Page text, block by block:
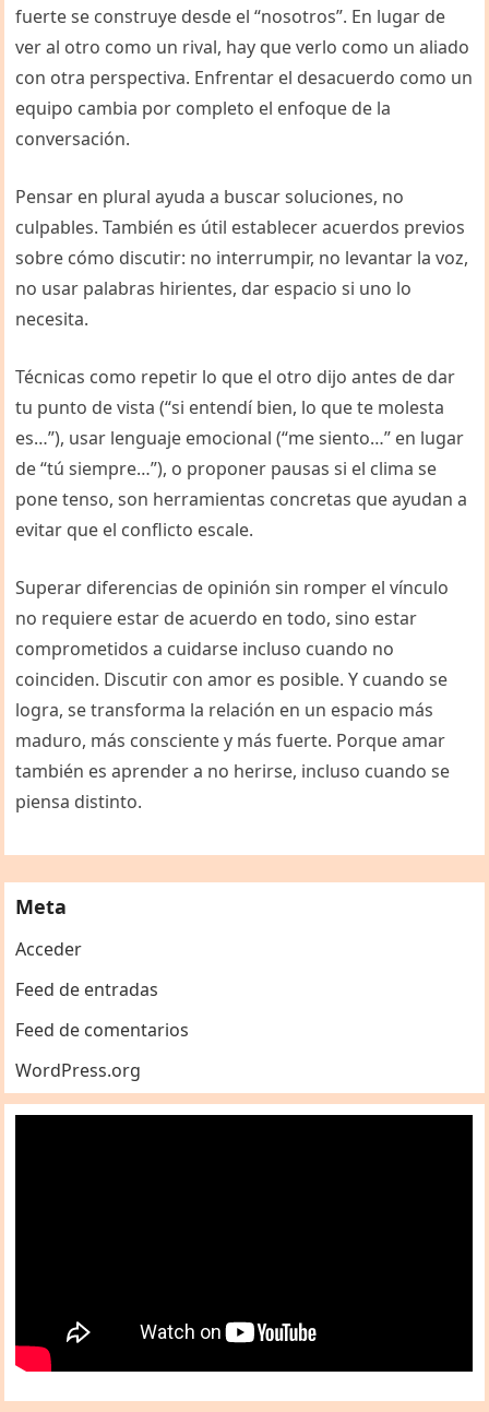
fuerte se construye desde el “nosotros”. En lugar de
ver al otro como un rival, hay que verlo como un aliado
con otra perspectiva. Enfrentar el desacuerdo como un
equipo cambia por completo el enfoque de la
conversación.
Pensar en plural ayuda a buscar soluciones, no
culpables. También es útil establecer acuerdos previos
sobre cómo discutir: no interrumpir, no levantar la voz,
no usar palabras hirientes, dar espacio si uno lo
necesita.
Técnicas como repetir lo que el otro dijo antes de dar
tu punto de vista (“si entendí bien, lo que te molesta
es…”), usar lenguaje emocional (“me siento…” en lugar
de “tú siempre…”), o proponer pausas si el clima se
pone tenso, son herramientas concretas que ayudan a
evitar que el conflicto escale.
Superar diferencias de opinión sin romper el vínculo
no requiere estar de acuerdo en todo, sino estar
comprometidos a cuidarse incluso cuando no
coinciden. Discutir con amor es posible. Y cuando se
logra, se transforma la relación en un espacio más
maduro, más consciente y más fuerte. Porque amar
también es aprender a no herirse, incluso cuando se
piensa distinto.
Meta
Acceder
Feed de entradas
Feed de comentarios
WordPress.org